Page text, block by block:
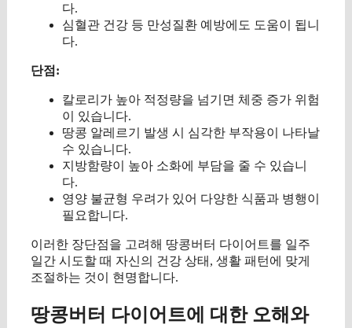
다.
심혈관 건강 등 만성질환 예방에도 도움이 됩니
다.
단점:
칼로리가 높아 적정량을 넘기면 체중 증가 위험
이 있습니다.
땅콩 알레르기 발생 시 심각한 부작용이 나타날
수 있습니다.
지방함량이 높아 소화에 부담을 줄 수 있습니
다.
영양 불균형 우려가 있어 다양한 식품과 병행이
필요합니다.
이러한 장단점을 고려해 땅콩버터 다이어트를 일주
일간 시도할 때 자신의 건강 상태, 생활 패턴에 맞게
조절하는 것이 현명합니다.
땅콩버터 다이어트에 대한 오해와